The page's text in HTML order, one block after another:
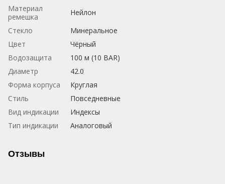
Материал
ремешка
Нейлон
Стекло
Минеральное
Цвет
Чёрный
Водозащита
100 м (10 BAR)
Диаметр
42.0
Форма корпуса
Круглая
Стиль
Повседневные
Вид индикации
Индексы
Тип индикации
Аналоговый
Отзывы